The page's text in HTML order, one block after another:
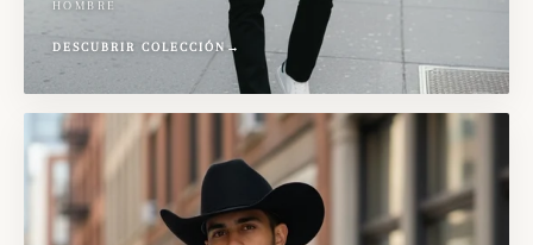
HOMBRE
DESCUBRIR COLECCIÓN→